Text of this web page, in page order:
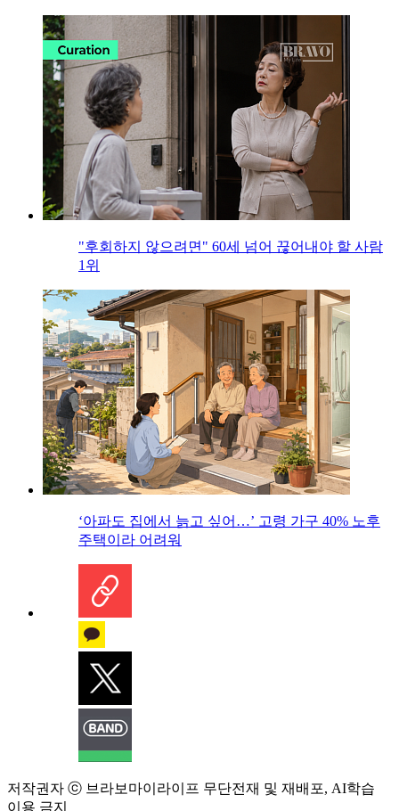
"후회하지 않으려면" 60세 넘어 끊어내야 할 사람
1위
‘아파도 집에서 늙고 싶어…’ 고령 가구 40% 노후
주택이라 어려워
저작권자 ⓒ 브라보마이라이프 무단전재 및 재배포, AI학습
이용 금지